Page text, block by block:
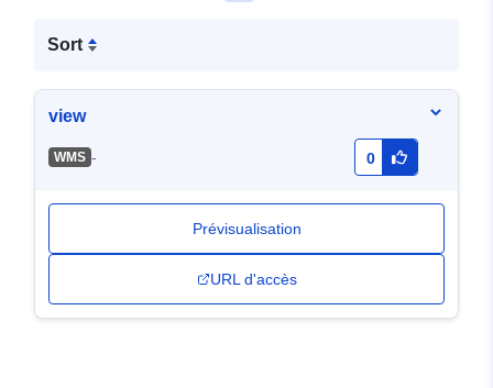
Sort
view
WMS - 0
Prévisualisation
URL d'accès